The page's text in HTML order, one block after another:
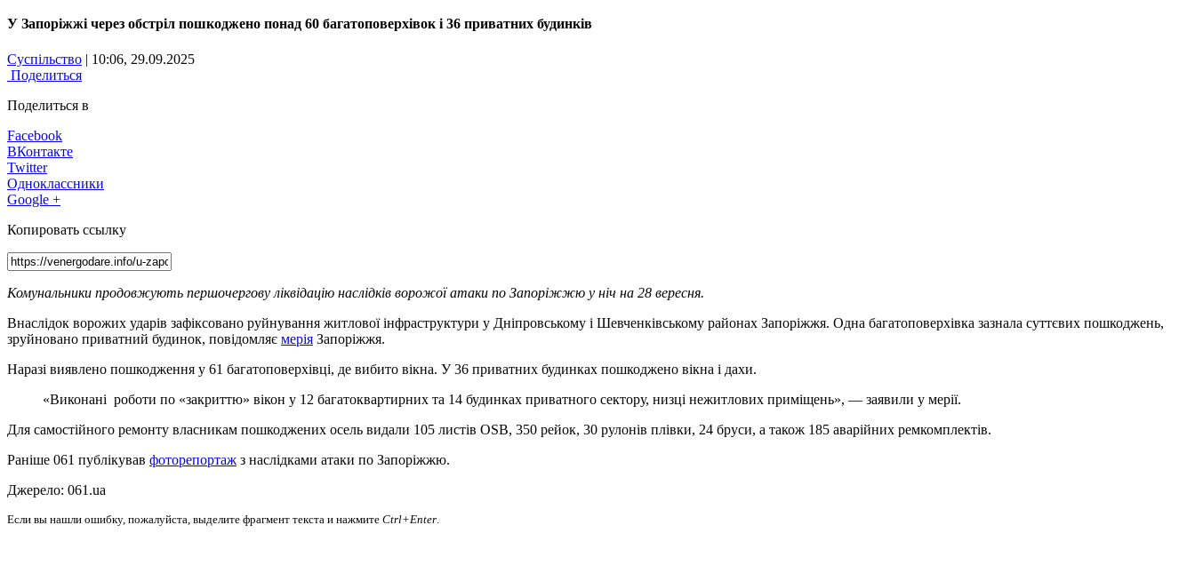
У Запоріжжі через обстріл пошкоджено понад 60 багатоповерхівок і 36 приватних будинків
Суспільство | 10:06, 29.09.2025
Поделиться
Поделиться в
Facebook
ВКонтакте
Twitter
Одноклассники
Google +
Копировать ссылку
Комунальники продовжують першочергову ліквідацію наслідків ворожої атаки по Запоріжжю у ніч на 28 вересня.
Внаслідок ворожих ударів зафіксовано руйнування житлової інфраструктури у Дніпровському і Шевченківському районах Запоріжжя. Одна багатоповерхівка зазнала суттєвих пошкоджень,
зруйновано приватний будинок, повідомляє мерія Запоріжжя.
Наразі виявлено пошкодження у 61 багатоповерхівці, де вибито вікна. У 36 приватних будинках пошкоджено вікна і дахи.
«Виконані роботи по «закриттю» вікон у 12 багатоквартирних та 14 будинках приватного сектору, низці нежитлових приміщень», — заявили у мерії.
Для самостійного ремонту власникам пошкоджених осель видали 105 листів OSB, 350 рейок, 30 рулонів плівки, 24 бруси, а також 185 аварійних ремкомплектів.
Раніше 061 публікував фоторепортаж з наслідками атаки по Запоріжжю.
Джерело: 061.ua
Если вы нашли ошибку, пожалуйста, выделите фрагмент текста и нажмите Ctrl+Enter